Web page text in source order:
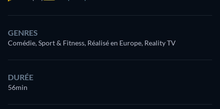
GENRES
Comédie, Sport & Fitness, Réalisé en Europe, Reality TV
DURÉE
56min